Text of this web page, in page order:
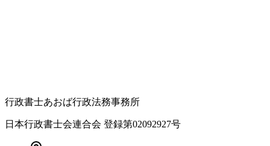
行政書士あおば行政法務事務所
日本行政書士会連合会 登録第02092927号